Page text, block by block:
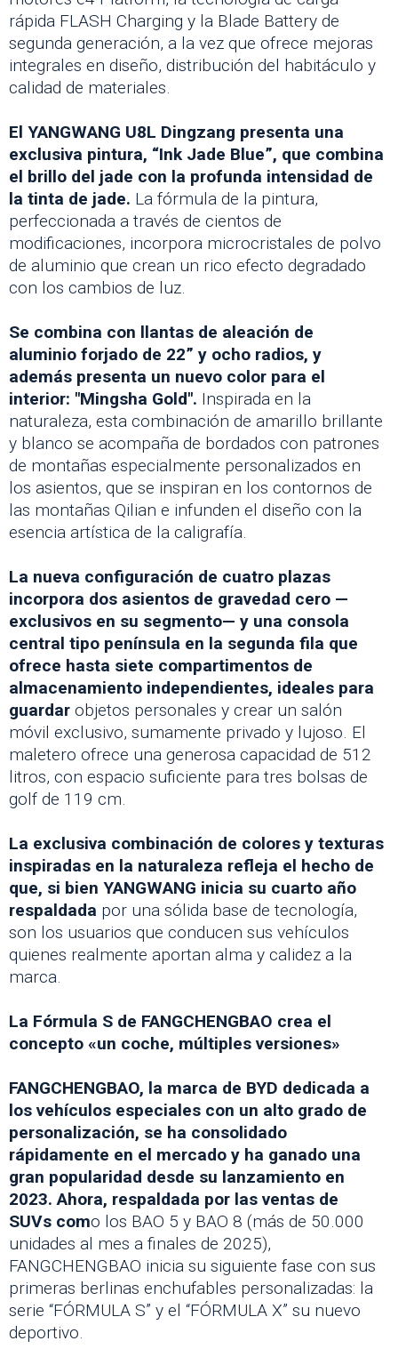
rápida FLASH Charging y la Blade Battery de
segunda generación, a la vez que ofrece mejoras
integrales en diseño, distribución del habitáculo y
calidad de materiales.
El YANGWANG U8L Dingzang presenta una
exclusiva pintura, “Ink Jade Blue”, que combina
el brillo del jade con la profunda intensidad de
la tinta de jade. La fórmula de la pintura,
perfeccionada a través de cientos de
modificaciones, incorpora microcristales de polvo
de aluminio que crean un rico efecto degradado
con los cambios de luz.
Se combina con llantas de aleación de
aluminio forjado de 22” y ocho radios, y
además presenta un nuevo color para el
interior: "Mingsha Gold". Inspirada en la
naturaleza, esta combinación de amarillo brillante
y blanco se acompaña de bordados con patrones
de montañas especialmente personalizados en
los asientos, que se inspiran en los contornos de
las montañas Qilian e infunden el diseño con la
esencia artística de la caligrafía.
La nueva configuración de cuatro plazas
incorpora dos asientos de gravedad cero —
exclusivos en su segmento— y una consola
central tipo península en la segunda fila que
ofrece hasta siete compartimentos de
almacenamiento independientes, ideales para
guardar objetos personales y crear un salón
móvil exclusivo, sumamente privado y lujoso. El
maletero ofrece una generosa capacidad de 512
litros, con espacio suficiente para tres bolsas de
golf de 119 cm.
La exclusiva combinación de colores y texturas
inspiradas en la naturaleza refleja el hecho de
que, si bien YANGWANG inicia su cuarto año
respaldada por una sólida base de tecnología,
son los usuarios que conducen sus vehículos
quienes realmente aportan alma y calidez a la
marca.
La Fórmula S de FANGCHENGBAO crea el
concepto «un coche, múltiples versiones»
FANGCHENGBAO, la marca de BYD dedicada a
los vehículos especiales con un alto grado de
personalización, se ha consolidado
rápidamente en el mercado y ha ganado una
gran popularidad desde su lanzamiento en
2023. Ahora, respaldada por las ventas de
SUVs como los BAO 5 y BAO 8 (más de 50.000
unidades al mes a finales de 2025),
FANGCHENGBAO inicia su siguiente fase con sus
primeras berlinas enchufables personalizadas: la
serie “FÓRMULA S” y el “FÓRMULA X” su nuevo
deportivo.